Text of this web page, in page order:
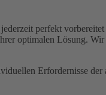
perfekt
optimalen Lösung.
Erfordernisse